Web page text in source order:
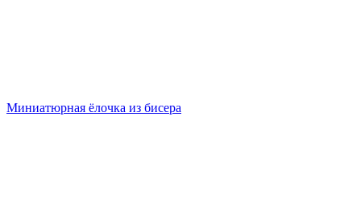
Миниатюрная ёлочка из бисера